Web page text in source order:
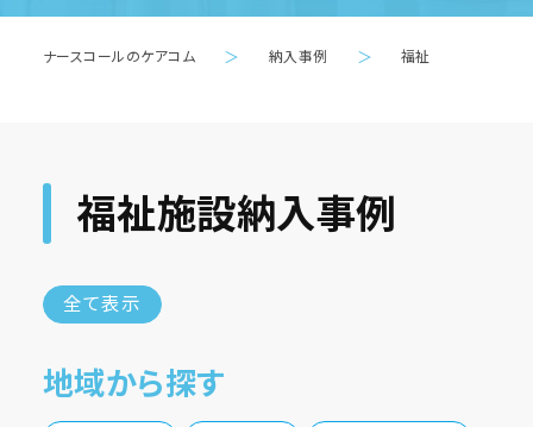
ナースコールのケアコム ＞ 納入事例 ＞ 福祉
福祉施設納入事例
全て表示
地域から探す